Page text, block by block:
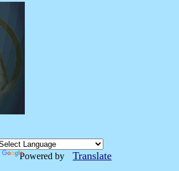
Powered by Translate